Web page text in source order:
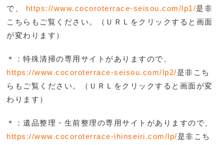
で、 https://www.cocoroterrace-seisou.com/lp1/是非
こち らもご覧ください。（ＵＲＬをクリックすると画面
が変わります）
＊：特殊清掃の専用サイトがありますので、
https://www.cocoroterrace-seisou.com/lp2/是非こち
らもご覧ください。（ＵＲＬをクリックすると画面が変
わります）
＊：遺品整理・生前整理の専用サイトがありますので、
https://www.cocoroterrace-ihinseiri.com/lp/是非こち